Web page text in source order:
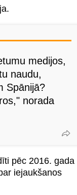
medijos,
naudu,
Spānijā?
norada
pēc 2016. gada
iejaukšanos